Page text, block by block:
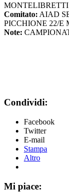
MONTELIBRETTI
Comitato: AIAD
PICCHIONE 22/E
Note:
Condividi:
Facebook
Twitter
E-mail
Stampa
Altro
Mi piace: